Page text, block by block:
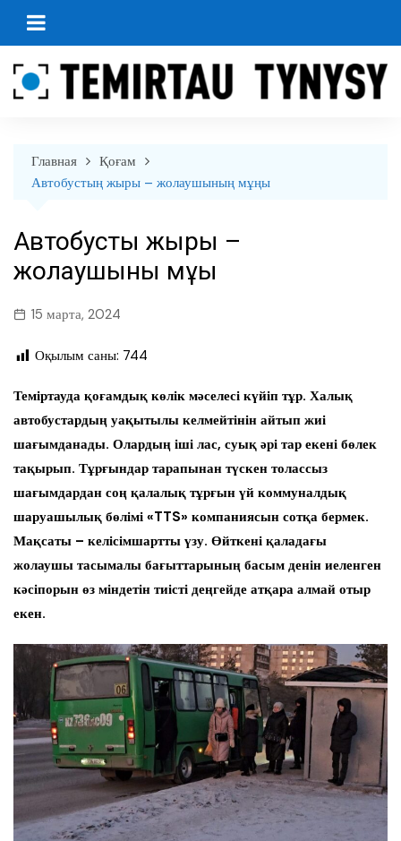
перейти
Главная
Қоғам
Автобустың жыры – жолаушының мұңы
Автобустың жыры –
жолаушының мұңы
15 марта, 2024
Оқылым саны: 744
Теміртауда қоғамдық көлік мәселесі күйіп тұр. Халық
автобустардың уақытылы келмейтінін айтып жиі
шағымданады. Олардың іші лас, суық әрі тар екені бөлек
тақырып. Тұрғындар тарапынан түскен толассыз
шағымдардан соң қалалық тұрғын үй коммуналдық
шаруашылық бөлімі «TTS» компаниясын сотқа бермек.
Мақсаты – келісімшартты үзу. Өйткені қаладағы
жолаушы тасымалы бағыттарының басым денін иеленген
кәсіпорын өз міндетін тиісті деңгейде атқара алмай отыр
екен.